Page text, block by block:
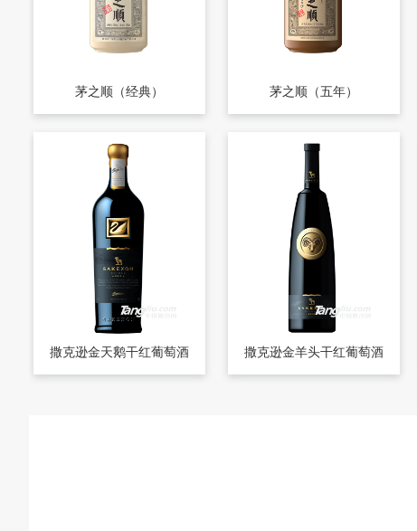
茅之顺（经典） 茅之顺（五年）
撒克逊金天鹅干红葡萄酒 撒克逊金羊头干红葡萄酒